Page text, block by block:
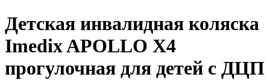
Детская инвалидная коляска
Imedix APOLLO X4
прогулочная для детей с ДЦП